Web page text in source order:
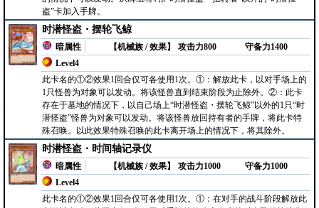
盗”卡加入手牌。
时潜怪盗・摆轮飞鲸
暗属性
【机械族 / 效果】
Level4
攻击力800 守备力1400
此卡名的①②效果1回合仅可各使用1次。①：解放此卡，以对手场上的
1只怪兽为对象可以发动。将该怪兽直到结束阶段为止除外。②：此卡
存在于墓地的情况下，以自己场上“时潜怪盗・摆轮飞鲸”以外的1只“时
潜怪盗”怪兽为对象可以发动。将该怪兽放回持有者的手牌，将此卡特
殊召唤。以此效果特殊召唤的此卡离开场上的情况下，将其除外。
时潜怪盗・时间轴记录仪
暗属性
【机械族 / 效果】
Level4
攻击力1000 守备力1000
此卡名的①②效果1回合仅可各使用1次。①：在对手的战斗阶段解放此